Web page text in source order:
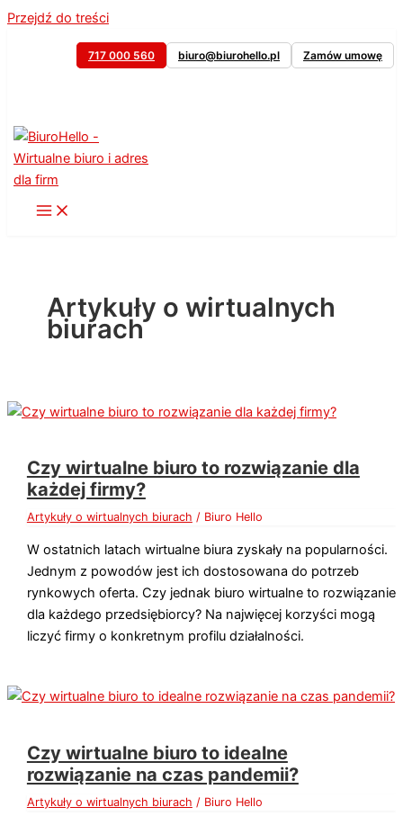
Przejdź do treści
717 000 560 biuro@biurohello.pl Zamów umowę
Artykuły o wirtualnych
biurach
Czy wirtualne biuro to rozwiązanie dla
każdej firmy?
Artykuły o wirtualnych biurach / Biuro Hello
W ostatnich latach wirtualne biura zyskały na popularności.
Jednym z powodów jest ich dostosowana do potrzeb
rynkowych oferta. Czy jednak biuro wirtualne to rozwiązanie
dla każdego przedsiębiorcy? Na najwięcej korzyści mogą
liczyć firmy o konkretnym profilu działalności.
Czy wirtualne biuro to idealne
rozwiązanie na czas pandemii?
Artykuły o wirtualnych biurach / Biuro Hello